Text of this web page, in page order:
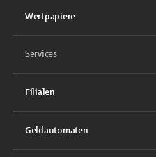
Wertpapiere
Services
Filialen
Geldautomaten